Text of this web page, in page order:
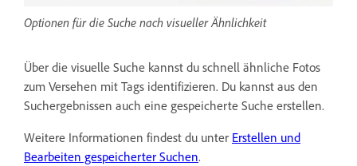
Optionen für die Suche nach visueller Ähnlichkeit
Über die visuelle Suche kannst du schnell ähnliche Fotos
zum Versehen mit Tags identifizieren. Du kannst aus den
Suchergebnissen auch eine gespeicherte Suche erstellen.
Weitere Informationen findest du unter Erstellen und
Bearbeiten gespeicherter Suchen.